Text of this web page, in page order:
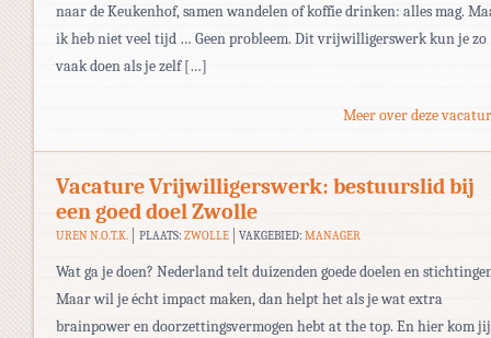
naar de Keukenhof, samen wandelen of koffie drinken: alles mag.
ik heb niet veel tijd … Geen probleem. Dit vrijwilligerswerk kun je zo
vaak doen als je zelf […]
Meer over deze
Vacature Vrijwilligerswerk: bestuurslid bij
een goed doel Zwolle
UREN N.O.T.K. PLAATS: ZWOLLE VAKGEBIED:MANAGER
Wat ga je doen? Nederland telt duizenden goede doelen en
Maar wil je écht impact maken, dan helpt het als je wat extra
brainpower en doorzettingsvermogen hebt at the top. En hier kom jij